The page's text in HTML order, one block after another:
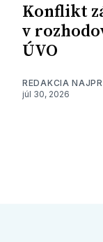
Konflikt
v
ÚVO
REDAKCIA
júl 30, 2026